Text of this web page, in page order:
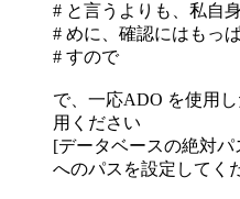
# と言うよりも、私自
# めに、確認にはもっ
# すので
で、一応ADO を使用
用ください
[データベースの絶対
へのパスを設定してく